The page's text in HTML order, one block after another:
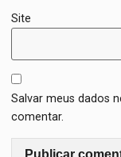
Site
Salvar meus dados
comentar.